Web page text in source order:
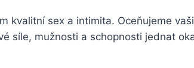
kvalitní sex a intimita. Oceňujeme
síle, mužnosti a schopnosti jednat